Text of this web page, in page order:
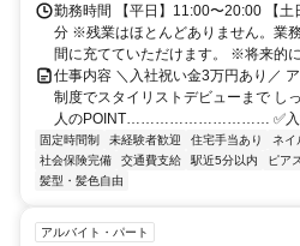
て決めていただけます。
勤務時間 【平日】11:00〜20:00 【
分 ※残業はほとんどありません。業
間に充てていただけます。 ※将来的
仕事内容 ＼入社祝い金3万円あり／
制度でスタイリストデビューまで し
人のPOINT………………………… ✅入社
固定時間制 未経験者歓迎 住宅手当あり ネイ
社会保険完備
交通費支給 駅近5分以内 ピア
髪型・髪色自由
アルバイト・パート